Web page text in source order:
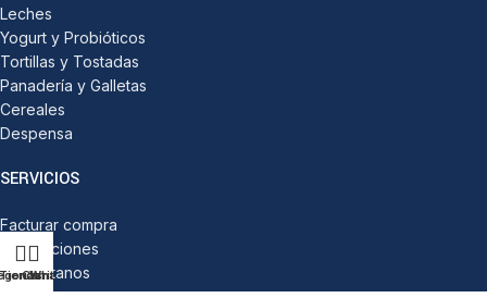
Leches
Yogurt y Probióticos
Tortillas y Tostadas
Panadería y Galletas
Cereales
Despensa
SERVICIOS
Facturar compra
Devoluciones
Contáctanos
TiendaCarrito
WhatsApp